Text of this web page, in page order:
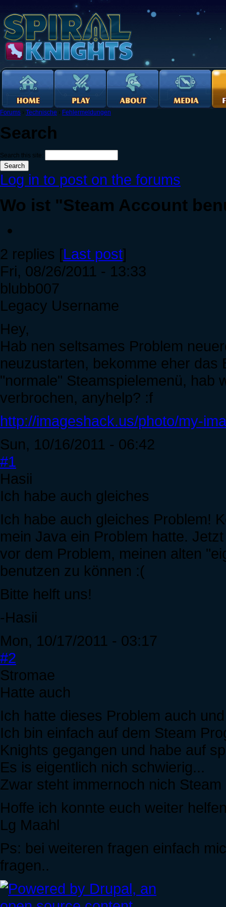
Forums › Technische › Fehlermeldungen
Search
Search this site:
Log in to post on the forums
Wo ist "Steam Account
2 replies [Last post]
Fri, 08/26/2011 - 13:33
blubb007
Legacy Username
Hey,
Hab nen seltsames Problem
neuzustarten, bekomme eher
"normale" Steamspielemenü, hab
verbrochen, anyhelp? :f
http://imageshack.us/photo/my-
Sun, 10/16/2011 - 06:42
#1
Hasii
Ich habe auch gleiches
Ich habe auch gleiches Problem!
mein Java ein Problem hatte.
vor dem Problem, meinen alten
benutzen zu können :(
Bitte helft uns!
-Hasii
Mon, 10/17/2011 - 03:17
#2
Stromae
Hatte auch
Ich hatte dieses Problem auch
Ich bin einfach auf dem Steam
Knights gegangen und habe auf
Es is eigentlich nich schwierig...
Zwar steht immernoch nich
Hoffe ich konnte euch weiter
Lg Maahl
Ps: bei weiteren fragen einfach
fragen..